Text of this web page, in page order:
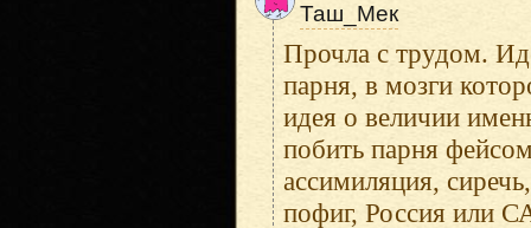
Таш_Мек
Прочла с трудом.
парня, в мозги
идея о величии
побить парня
ассимиляция,
пофиг, Россия или